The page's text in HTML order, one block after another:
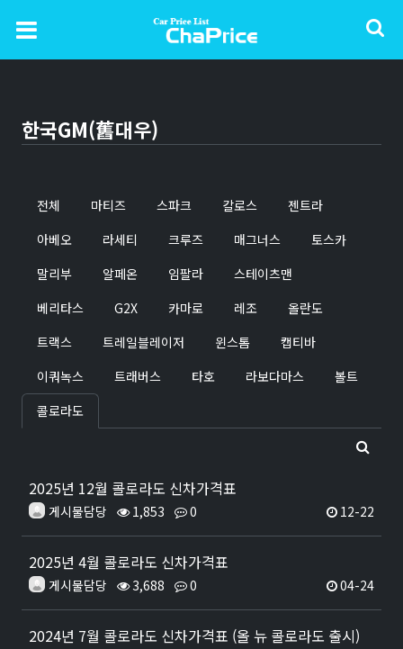
한국GM(舊대우)
전체 마티즈 스파크 칼로스
젠트라
아베오
라세티 크루즈 매그너스
토스카
말리부
알페온 임팔라
스테이츠맨
베리타스
G2X 카마로 레조
올란도
트랙스
트레일블레이저 윈스톰
캡티바
이쿼녹스
트래버스 타호 라보다마스
볼트
콜로라도
2025년 12월 콜로라도 신차가격표
게시물담당 1,853 0 12-22
2025년 4월 콜로라도 신차가격표
게시물담당 3,688 0 04-24
2024년 7월 콜로라도 신차가격표 (올 뉴 콜로라도 출시)